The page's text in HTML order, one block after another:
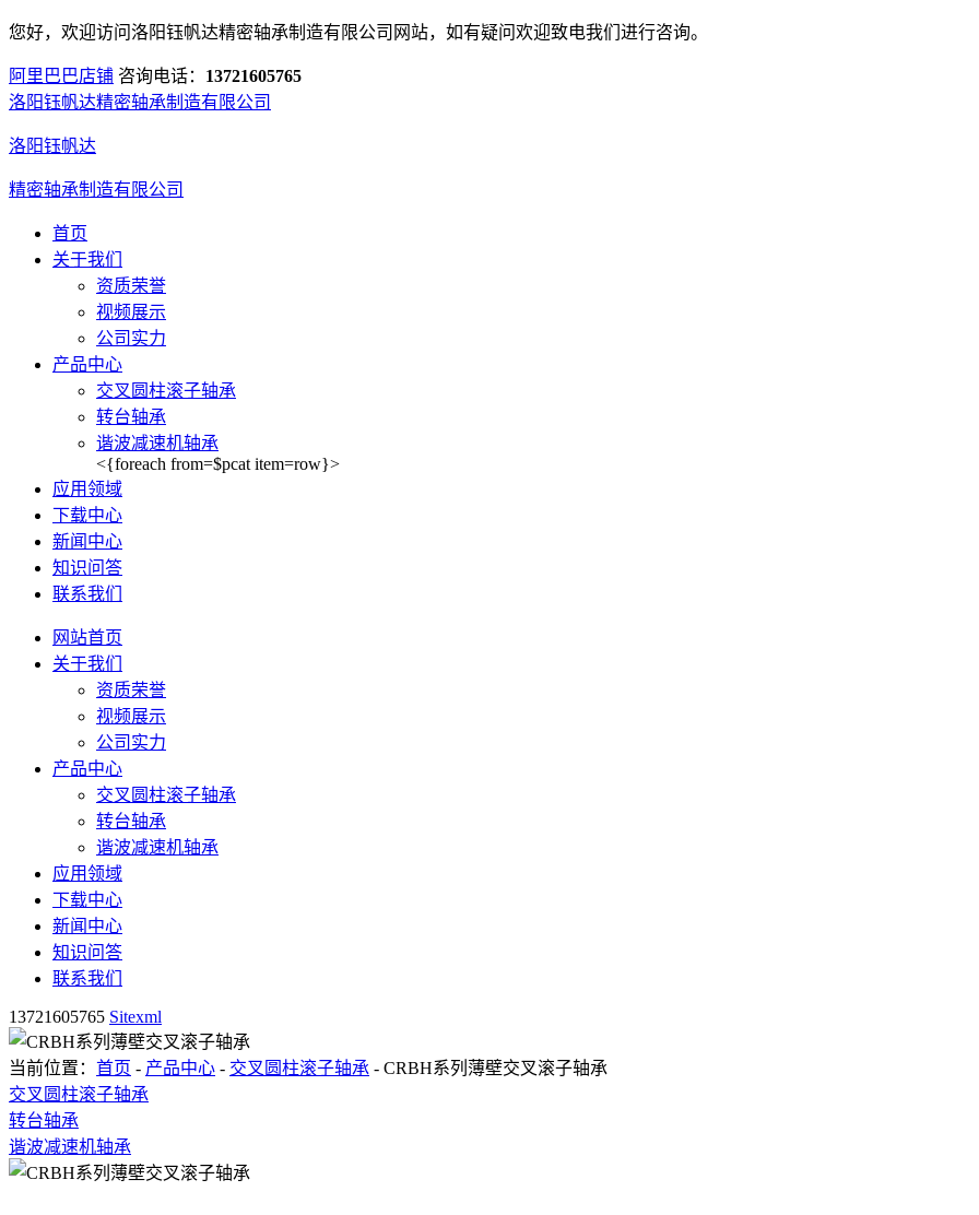
您好，欢迎访问洛阳钰帆达精密轴承制造有限公司网站，如有疑问欢迎致电我们进行咨询。
阿里巴巴店铺 咨询电话： 13721605765
洛阳钰帆达精密轴承制造有限公司
洛阳钰帆达
精密轴承制造有限公司
首页
关于我们
资质荣誉
视频展示
公司实力
产品中心
交叉圆柱滚子轴承
转台轴承
谐波减速机轴承
<{foreach from=$pcat item=row}>
应用领域
下载中心
新闻中心
知识问答
联系我们
网站首页
关于我们
资质荣誉
视频展示
公司实力
产品中心
交叉圆柱滚子轴承
转台轴承
谐波减速机轴承
应用领域
下载中心
新闻中心
知识问答
联系我们
13721605765 Sitexml
当前位置： 首页 - 产品中心 - 交叉圆柱滚子轴承 - CRBH系列薄壁交叉滚子轴承
交叉圆柱滚子轴承
转台轴承
谐波减速机轴承